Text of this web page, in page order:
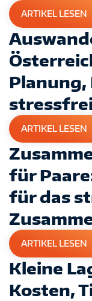
ARTIKEL LESEN
Planung,
ARTIKEL LESEN
für
für das
ARTIKEL LESEN
Kleine
Kosten,